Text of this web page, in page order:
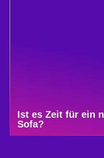
Ist es Zeit für ein
Sofa?